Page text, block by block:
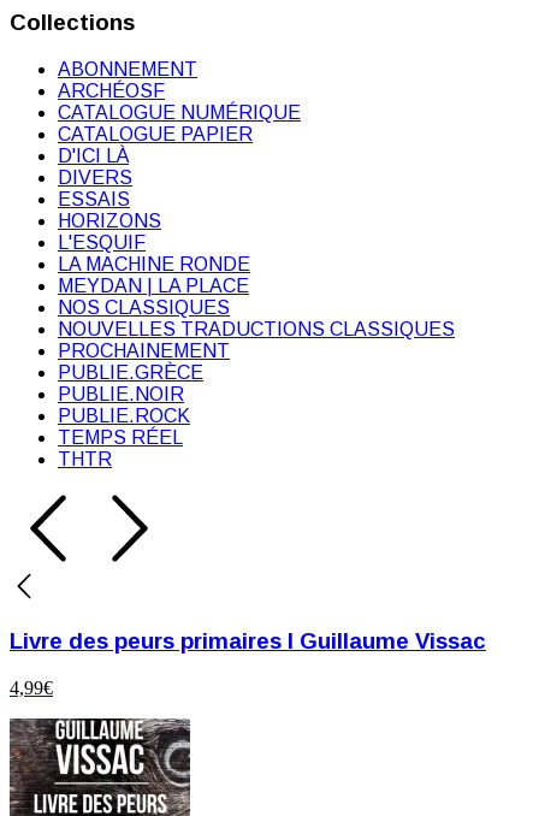
Collections
ABONNEMENT
ARCHÉOSF
CATALOGUE NUMÉRIQUE
CATALOGUE PAPIER
D'ICI LÀ
DIVERS
ESSAIS
HORIZONS
L'ESQUIF
LA MACHINE RONDE
MEYDAN | LA PLACE
NOS CLASSIQUES
NOUVELLES TRADUCTIONS CLASSIQUES
PROCHAINEMENT
PUBLIE.GRÈCE
PUBLIE.NOIR
PUBLIE.ROCK
TEMPS RÉEL
THTR
Livre des peurs primaires I Guillaume Vissac
4,99€